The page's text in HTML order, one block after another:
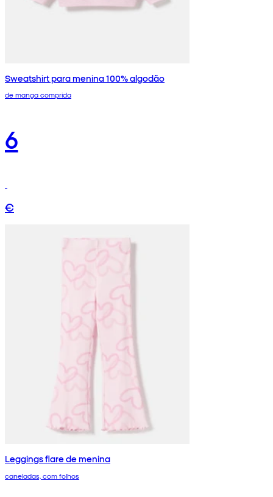
Sweatshirt para menina 100% algodão
de manga comprida
6
€
Leggings flare de menina
caneladas, com folhos